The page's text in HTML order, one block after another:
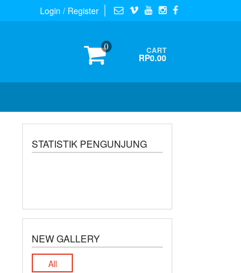
Login / Register
0 CART
RP0.00
STATISTIK PENGUNJUNG
NEW GALLERY
All